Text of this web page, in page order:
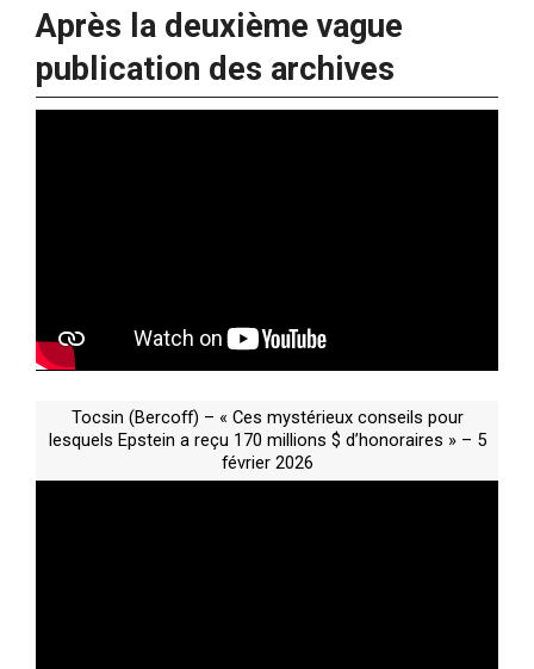
Après la deuxième vague
publication des archives
Tocsin (Bercoff) – « Ces mystérieux conseils pour
lesquels Epstein a reçu 170 millions $ d’honoraires » – 5
février 2026